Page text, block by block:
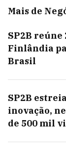
Mais de
SP2B reúne
Finlândia
Brasil
SP2B
inovação,
de 500 mil